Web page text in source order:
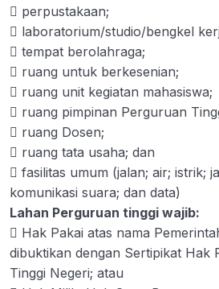
Standar Pengelolaan
Standar Pembiayaan
Standar Nasional Penelitian
Standar Nasional Pengabdian
Masyarakat
Sistem Kredit Semester
Seputar Sertifikasi Dosen
Seputar PTN dan PTN Badan
 perpustakaan;
 laboratorium/studio/bengkel
 tempat berolahraga;
 ruang untuk berkesenian;
 ruang unit kegiatan mahasiswa;
 ruang pimpinan Perguruan
 ruang Dosen;
 ruang tata usaha; dan
 fasilitas umum (jalan; air; istrik;
komunikasi suara; dan data)
Lahan Perguruan tinggi wajib:
 Hak Pakai atas nama
dibuktikan dengan Sertipikat Hak
Tinggi Negeri; atau